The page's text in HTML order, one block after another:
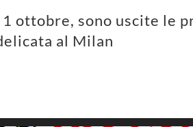
ottobre, sono uscite le
al Milan